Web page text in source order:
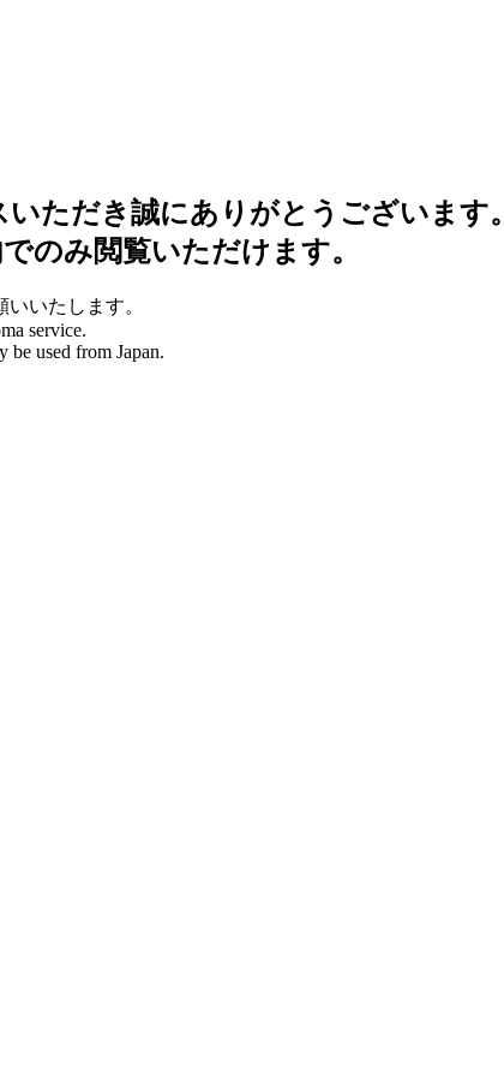
ただき誠にありがとうございます。
のみ閲覧いただけます。
いいたします。
service.
be used from Japan.